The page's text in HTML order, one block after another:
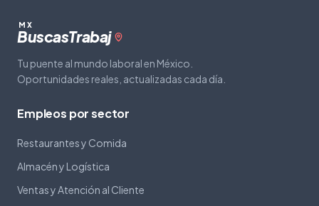
MX
BuscasTrabaj
Tu puente al mundo laboral en México.
Oportunidades reales, actualizadas cada día.
Empleos por sector
Restaurantes y Comida
Almacén y Logística
Ventas y Atención al Cliente